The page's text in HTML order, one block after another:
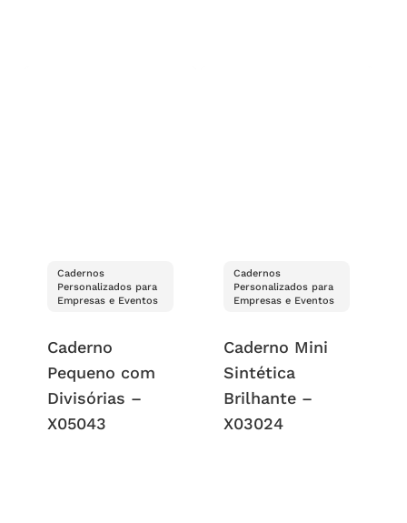
Cadernos
Personalizados para
Empresas e Eventos
Caderno
Pequeno com
Divisórias –
X05043
Cadernos
Personalizados para
Empresas e Eventos
Caderno Mini
Sintética
Brilhante –
X03024